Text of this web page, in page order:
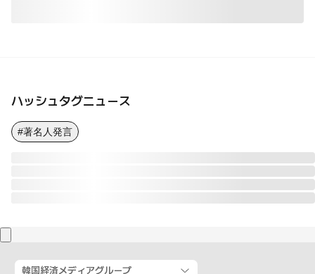
ハッシュタグニュース
#著名人発言
韓国経済メディアグループ